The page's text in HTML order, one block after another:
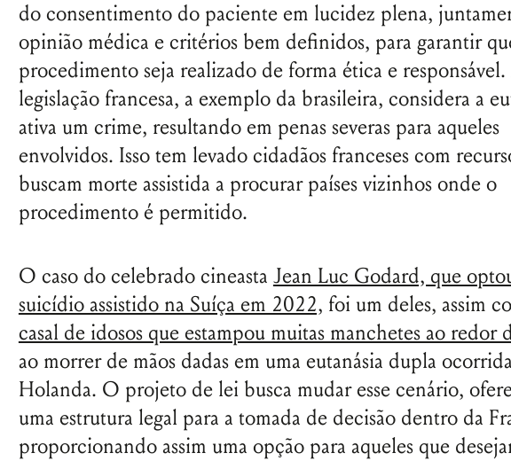
do consentimento do paciente em lucidez plena,
opinião médica e critérios bem definidos, para garantir
procedimento seja realizado de forma ética e responsável.
legislação francesa, a exemplo da brasileira, considera a
ativa um crime, resultando em penas severas para aqueles
envolvidos. Isso tem levado cidadãos franceses com
buscam morte assistida a procurar países vizinhos onde o
procedimento é permitido.
O caso do celebrado cineasta Jean Luc Godard, que
suicídio assistido na Suíça em 2022, foi um deles, assim
casal de idosos que estampou muitas manchetes ao redor
ao morrer de mãos dadas em uma eutanásia dupla
Holanda. O projeto de lei busca mudar esse cenário,
uma estrutura legal para a tomada de decisão dentro da
proporcionando assim uma opção para aqueles que